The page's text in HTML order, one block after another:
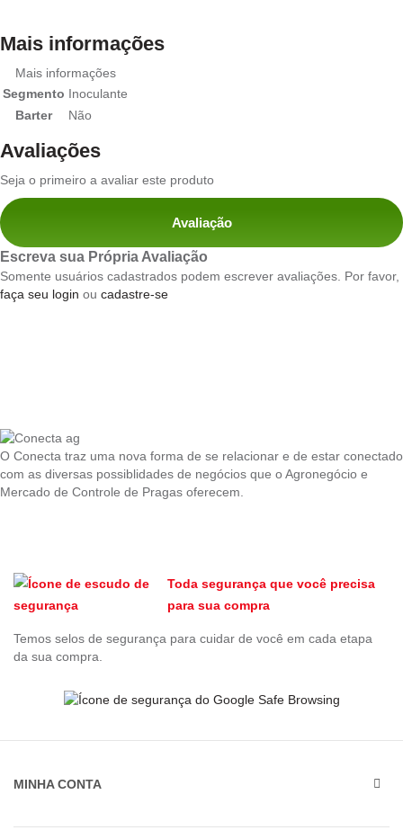
Mais informações
Mais informações
Segmento Inoculante
Barter
Não
Avaliações
Seja o primeiro a avaliar este produto
Avaliação
Escreva sua Própria Avaliação
Somente usuários cadastrados podem escrever avaliações. Por favor,
faça seu login ou cadastre-se
O Conecta traz uma nova forma de se relacionar e de estar conectado
com as diversas possiblidades de negócios que o Agronegócio e
Mercado de Controle de Pragas oferecem.
Toda segurança que você precisa
para sua compra
Temos selos de segurança para cuidar de você em cada etapa
da sua compra.
MINHA CONTA